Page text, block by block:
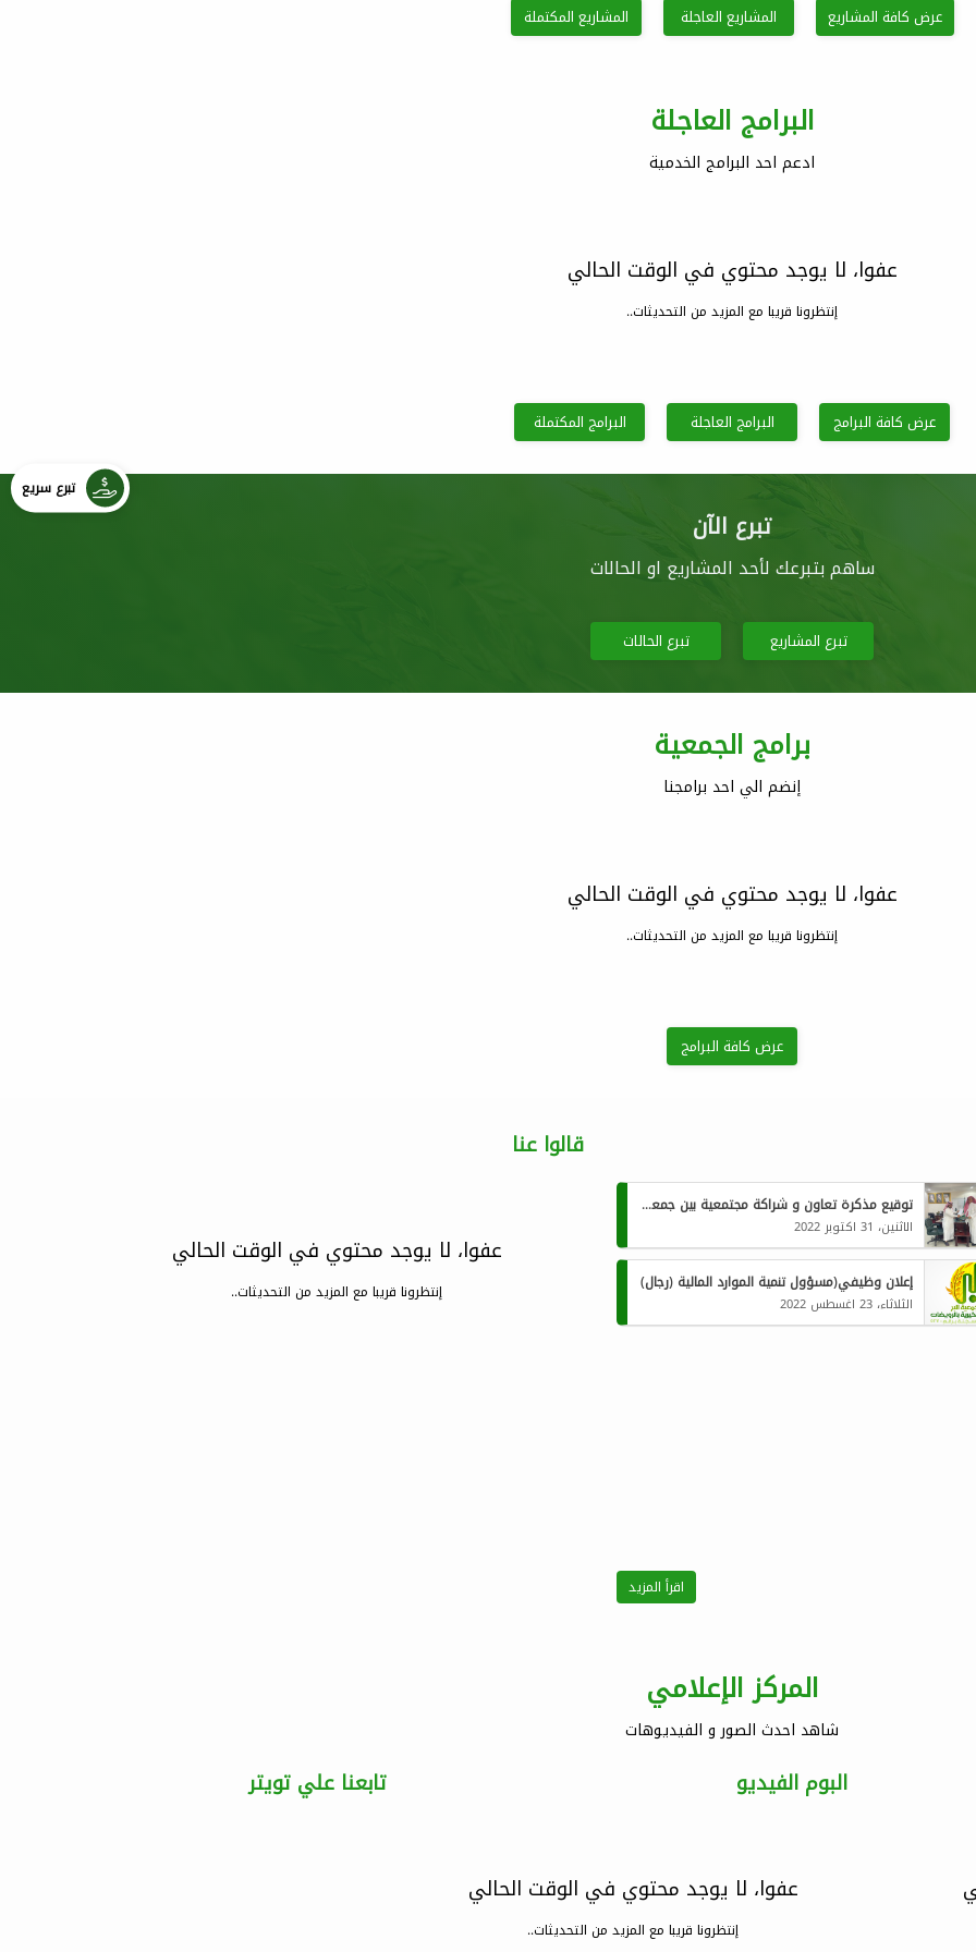
عرض كافة المشاريع المشاريع العاجلة المشاريع المكتملة
البرامج العاجلة
ادعم احد البرامج الخدمية
عفوا، لا يوجد محتوي في الوقت الحالي
إنتظرونا قريبا مع المزيد من التحديثات..
عرض كافة البرامج البرامج العاجلة البرامج المكتملة
تبرع الآن
ساهم بتبرعك لأحد المشاريع او الحالات
تبرع المشاريع تبرع الحالات
برامج الجمعية
إنضم الي احد برامجنا
عفوا، لا يوجد محتوي في الوقت الحالي
إنتظرونا قريبا مع المزيد من التحديثات..
عرض كافة البرامج
توقيع مذكرة تعاون و شراكة مجتمعية بين جمعية البر الخيرية بمركز الرويضات و بلدية الشبحه.
الاثنين، 31 اكتوبر 2022
إعلان وظيفي(مسؤول تنمية الموارد المالية (رجال)
الثلاثاء، 23 اغسطس 2022
اقرأ المزيد
قالوا عنا
عفوا، لا يوجد محتوي في الوقت الحالي
إنتظرونا قريبا مع المزيد من التحديثات..
المركز الإعلامي
شاهد احدث الصور و الفيديوهات
البوم الفيديو
عفوا، لا يوجد محتوي في الوقت الحالي
إنتظرونا قريبا مع المزيد من التحديثات..
تابعنا علي تويتر
تبرع سريع